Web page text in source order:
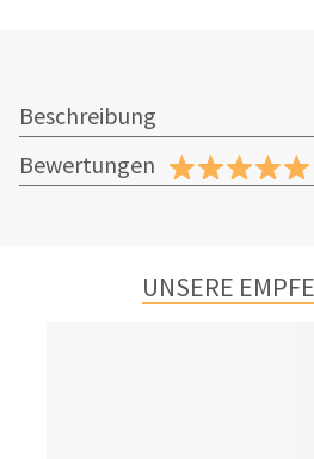
Beschreibung
Bewertungen
UNSERE